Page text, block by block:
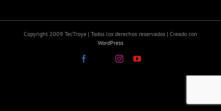
Copyright 2009 TecTroya | Todos los derechos reservados | Creado con
WordPress
Facebook InstagramYouTube